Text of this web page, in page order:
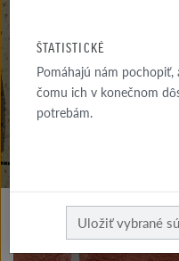
KDE
NAKÚPIŤ
ŠTATISTICKÉ
Pomáhajú nám pochopiť,
čomu ich v konečnom
potrebám.
Uložiť vybrané